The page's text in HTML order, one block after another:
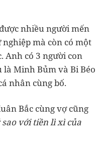
nhiều người mến
mà còn có một
Anh có 3 người con
Minh Bủm và Bi Béo
nhân cùng bố.
Bắc cùng vợ cũng
với tiền lì xì của